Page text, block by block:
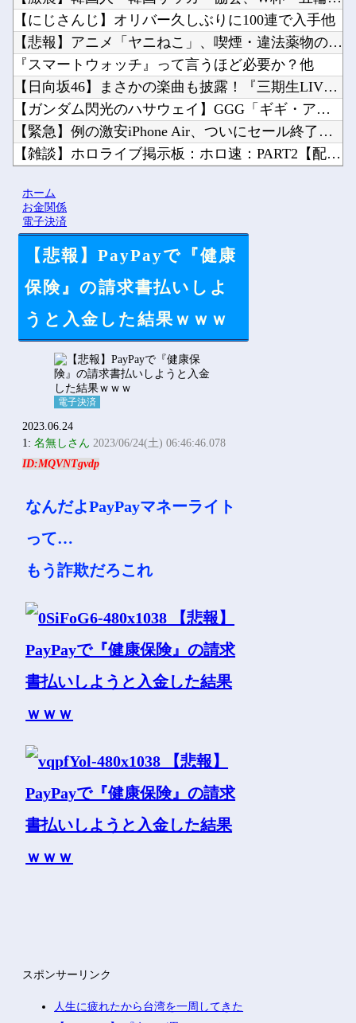
【にじさんじ】オリバー久しぶりに100連で入手他
【悲報】アニメ「ヤニねこ」、喫煙・違法薬物の使用がBPOで問...
『スマートウォッチ』って言うほど必要か？他
【日向坂46】まさかの楽曲も披露！『三期生LIVE』愛知公演...
【ガンダム閃光のハサウェイ】GGG「ギギ・アンダルシア 水着...
【緊急】例の激安iPhone Air、ついにセール終了のカウ...
【雑談】ホロライブ掲示板：ホロ速：PART2【配信実況可】他
Powered by livedoor 相互RSS
ホーム
お金関係
電子決済
【悲報】PayPayで『健康
保険』の請求書払いしよ
うと入金した結果ｗｗｗ
電子決済
2023.06.24
1:名無しさん 2023/06/24(土) 06:46:46.078
ID:MQVNTgvdp
なんだよPayPayマネーライト
って…
もう詐欺だろこれ
スポンサーリンク
人生に疲れたから台湾を一周してきた